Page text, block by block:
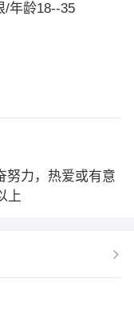
/年龄18--35
努力，热爱或有意
上